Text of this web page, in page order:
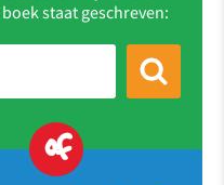
staat geschreven:
of